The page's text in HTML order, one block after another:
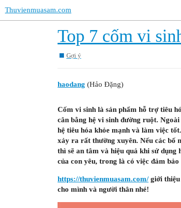
Thuvienmuasam.com
Top 7 cốm vi
Gợi ý
haodang (Hảo Đặng)
Cốm vi sinh là sản phẩm hỗ trợ tiêu
cân bằng hệ vi sinh đường ruột.
hệ tiêu hóa khỏe mạnh và làm việc
xảy ra rất thường xuyên. Nếu các bố
thì sẽ an tâm và hiệu quả khi sử dụng
của con yêu, trong là có việc đảm
https://thuvienmuasam.com/giới thiệu
cho mình và người thân nhé!